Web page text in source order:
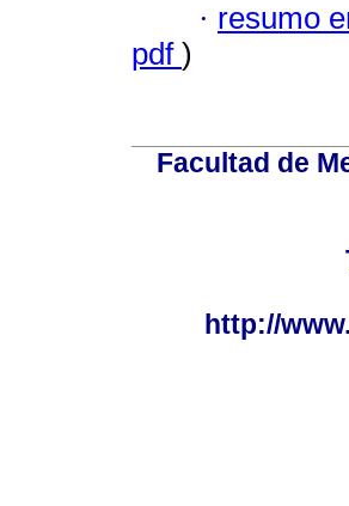
· resumo
pdf )
Facultad de
http://